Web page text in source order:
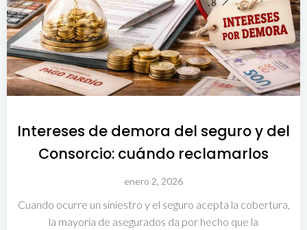
Intereses de demora del seguro y del
Consorcio: cuándo reclamarlos
enero 2, 2026
Cuando ocurre un siniestro y el seguro acepta la cobertura,
la mayoría de asegurados da por hecho que la